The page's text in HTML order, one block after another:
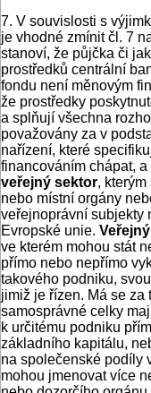
7. V souvislosti s
je vhodné zmínit čl. 7
stanoví, že půjčka či
prostředků centrální
fondu není měnovým
že prostředky
a splňují všechna
považovány za v
nařízení, které
financováním chápat,
veřejný sektor,
nebo místní orgány
veřejnoprávní subjekty
Evropské unie.
ve kterém mohou stát
přímo nebo nepřímo
takového podniku,
jimiž je řízen. Má se za
samosprávné celky
k určitému podniku
základního kapitálu,
na společenské podíly
mohou jmenovat více